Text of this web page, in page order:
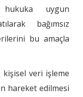
hukuka uygun
bağımsız
bu amaçla
veri işleme
hareket edilmesi